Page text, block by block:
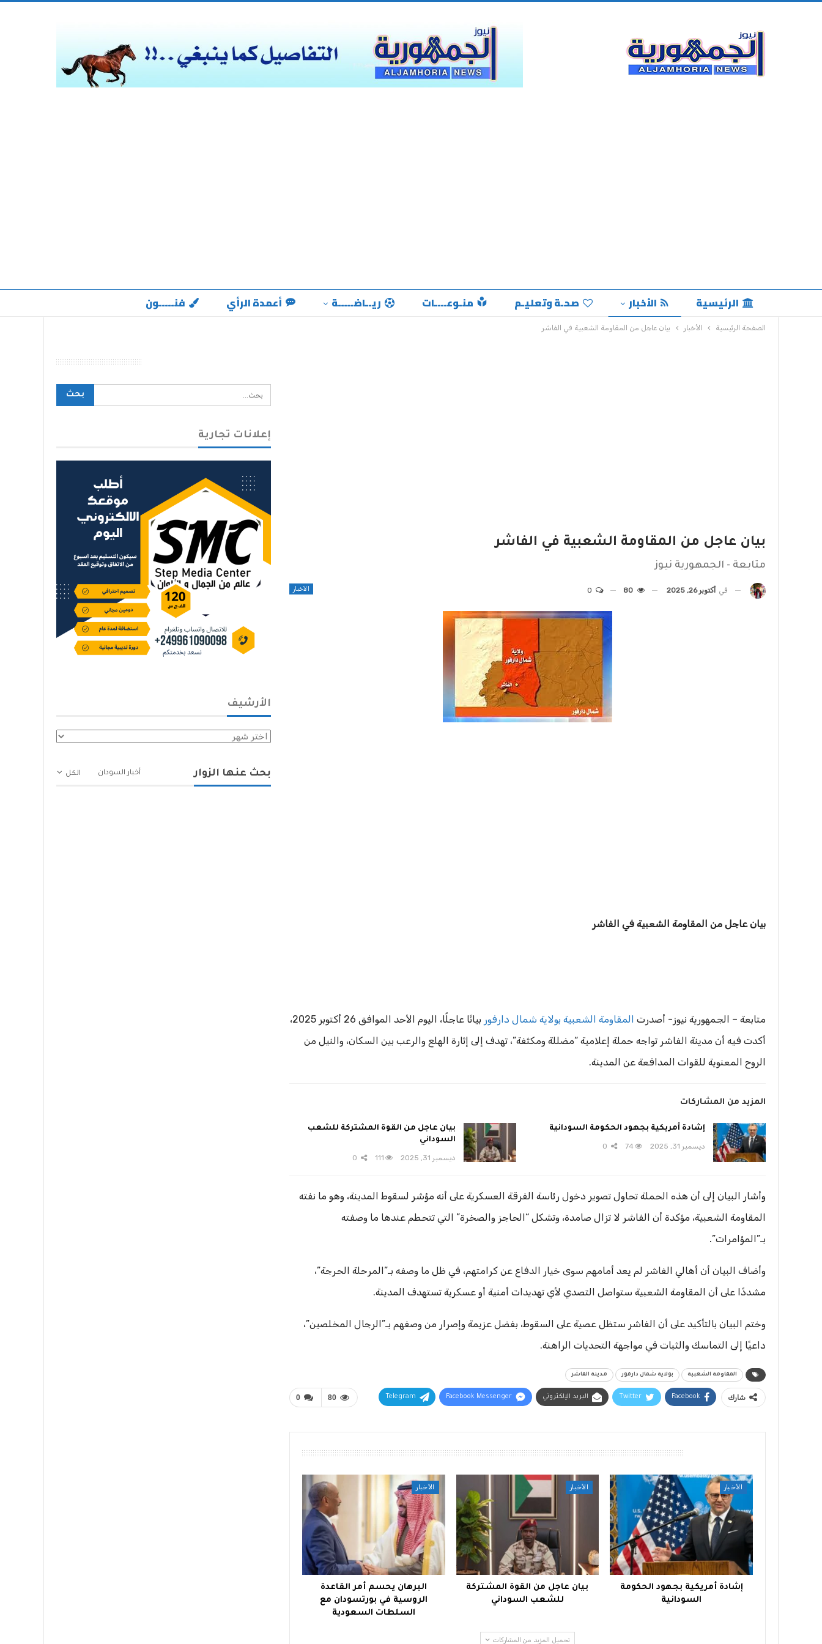
الرئيسية الأخبار صحـة وتعليـم منـوعــــات ريــاضـــــة أعمدة الرأي فنـــــون
الصفحة الرئيسية الأخبار بيان عاجل من المقاومة الشعبية في الفاشر
بيان عاجل من المقاومة الشعبية في الفاشر
متابعة - الجمهورية نيوز
الأخبار في أكتوبر 26, 2025 80
بيان عاجل من المقاومة الشعبية في الفاشر
متابعة – الجمهورية نيوز- أصدرت المقاومة الشعبية بولاية شمال دارفور
بيانًا عاجلًا، اليوم الأحد الموافق 26 أكتوبر 2025،
أكدت فيه أن مدينة الفاشر تواجه حملة إعلامية “مضللة ومكثفة”، تهدف إلى إثارة الهلع والرعب بين السكان، والنيل من
الروح المعنوية للقوات المدافعة عن المدينة.
المزيد من المشاركات
إشادة أمريكية بجهود الحكومة السودانية
ديسمبر 31, 2025 74
بيان عاجل من القوة المشتركة للشعب
السوداني
ديسمبر 31, 2025 111
وأشار البيان إلى أن هذه الحملة تحاول تصوير دخول رئاسة الفرقة العسكرية على أنه مؤشر لسقوط المدينة، وهو ما نفته
المقاومة الشعبية، مؤكدة أن الفاشر لا تزال صامدة، وتشكل “الحاجز والصخرة” التي تتحطم عندها ما وصفته
بـ”المؤامرات”.
وأضاف البيان أن أهالي الفاشر لم يعد أمامهم سوى خيار الدفاع عن كرامتهم، في ظل ما وصفه بـ”المرحلة الحرجة”،
مشددًا على أن المقاومة الشعبية ستواصل التصدي لأي تهديدات أمنية أو عسكرية تستهدف المدينة.
وختم البيان بالتأكيد على أن الفاشر ستظل عصية على السقوط، بفضل عزيمة وإصرار من وصفهم بـ”الرجال المخلصين”،
داعيًا إلى التماسك والثبات في مواجهة التحديات الراهنة.
المقاومة الشعبية بولاية شمال دارفور مدينة الفاشر
0 80 شارك Facebook
Twitter البريد الإلكتروني Facebook Messenger
Telegram
الأخبار
إشادة أمريكية بجهود الحكومة
السودانية
الأخبار
بيان عاجل من القوة المشتركة
للشعب السوداني
الأخبار
البرهان يحسم أمر القاعدة
الروسية في بورتسودان مع
السلطات السعودية
تحميل المزيد من المشاركات
إعلانات تجارية
الأرشيف
الأرشيف
الكل بحث عنها الزوار أخبار السودان